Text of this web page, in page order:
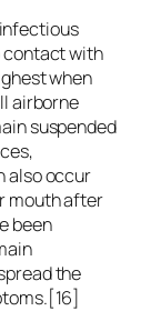
contact with
when
airborne
suspended
also occur
mouth after
been
the